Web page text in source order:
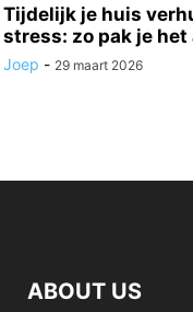
Tijdelijk je huis
stress: zo pak je het
Joep - 29 maart 2026
ABOUT US